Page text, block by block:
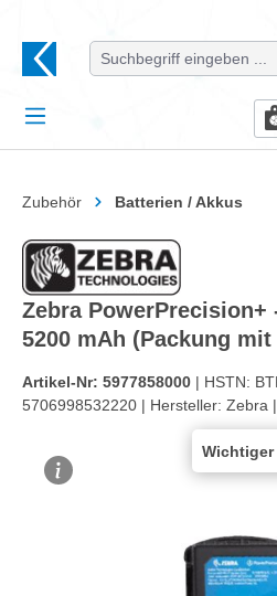
Zubehör Batterien / Akkus
Zebra
5200 mAh (Packung mit
Artikel-Nr: 5977858000 | HSTN:
5706998532220 | Hersteller: Zebra |
Wichtiger